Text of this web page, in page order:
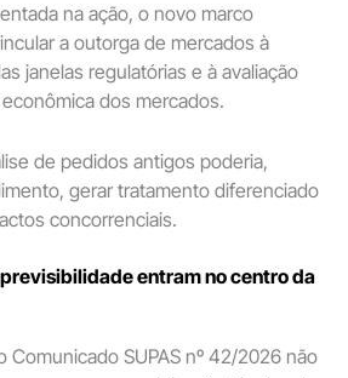
na ação, o novo marco
a outorga de mercados à
janelas regulatórias e à avaliação
dos mercados.
de pedidos antigos poderia,
gerar tratamento diferenciado
concorrenciais.
entram no centro da
Comunicado SUPAS nº 42/2026 não